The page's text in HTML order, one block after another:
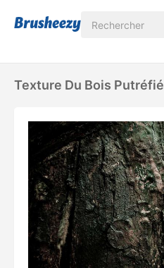
Texture Du Bois Putréfié